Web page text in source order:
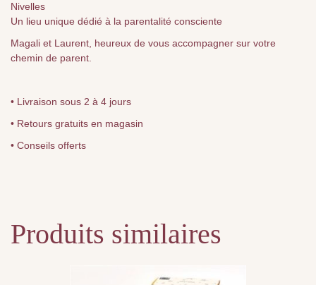
Nivelles
Un lieu unique dédié à la parentalité consciente
Magali et Laurent, heureux de vous accompagner sur votre
chemin de parent.
• Livraison sous 2 à 4 jours
• Retours gratuits en magasin
• Conseils offerts
Produits similaires